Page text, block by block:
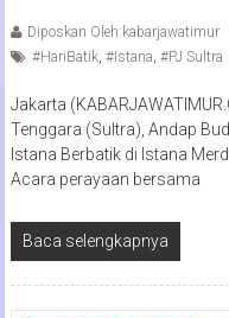
Diposkan Oleh:kabarjawatimur
#HariBatik, #Istana, #PJ Sultra
Jakarta
Tenggara (Sultra), Andap
Istana Berbatik di Istana
Acara perayaan bersama
Baca selengkapnya